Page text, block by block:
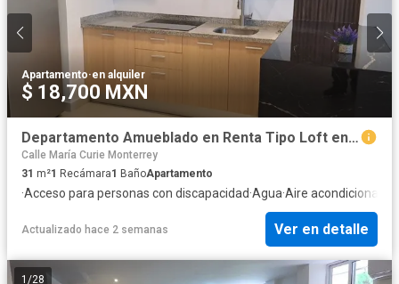
Apartamento·en alquiler
$ 18,700 MXN
Departamento Amueblado en Renta Tipo Loft en Zona Tec
Calle María Curie Monterrey
31 m²1 Recámara1 BañoApartamento
·Acceso para personas con discapacidad·Agua·Aire acondicionado
Actualizado hace 2 semanas Ver en detalle
1 /28